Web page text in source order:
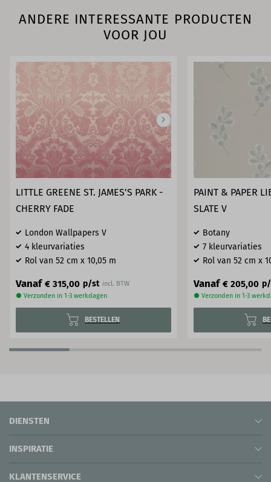
ANDERE INTERESSANTE PRODUCTEN
VOOR JOU
LITTLE GREENE ST. JAMES'S PARK -
CHERRY FADE
London Wallpapers V
4 kleurvariaties
Rol van 52 cm x 10,05 m
Vanaf € 315,00 p/st incl. BTW
● Verzonden in 1-3 werkdagen
BESTELLEN
PAINT & PAPER
SLATE V
Botany
7 kleurvariaties
Rol van 52 cm x
Vanaf € 205,00
● Verzonden in 1-3
DIENSTEN
INSPIRATIE
KLANTENSERVICE